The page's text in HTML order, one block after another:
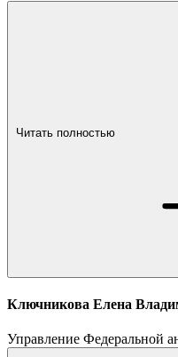
Читать полностью
Ключникова Елена
Управление Федеральной